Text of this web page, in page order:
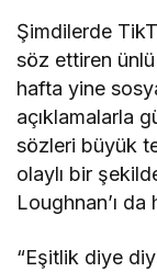
Şimdilerde
söz ettiren
hafta yine
açıklamalarla
sözleri büyük
olaylı bir
Loughnan’ı da
“Eşitlik diye